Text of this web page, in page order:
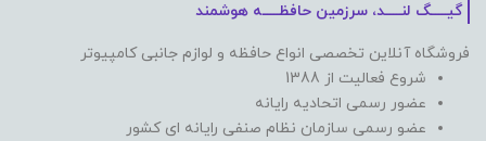
گیـــــگ لنـــــد، سرزمین حافظـــــه هوشمند
فروشگاه آنلاین تخصصی انواع حافظه و لوازم جانبی کامپیوتر
شروع فعالیت از 1388
عضور رسمی اتحادیه رایانه
عضو رسمی سازمان نظام صنفی رایانه ای کشور